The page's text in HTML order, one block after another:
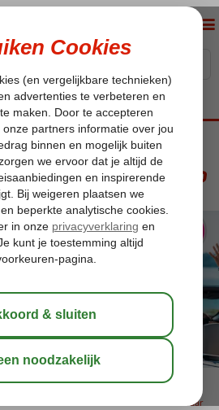
Harbor Hotel & Casino Curaçao
& Casino Curaçao
bewaar